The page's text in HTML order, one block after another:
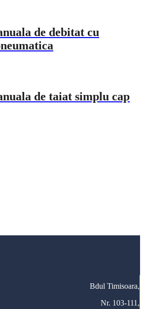
de debitat cu
de taiat simplu cap
Bdul Timisoara,
Nr. 103-111,